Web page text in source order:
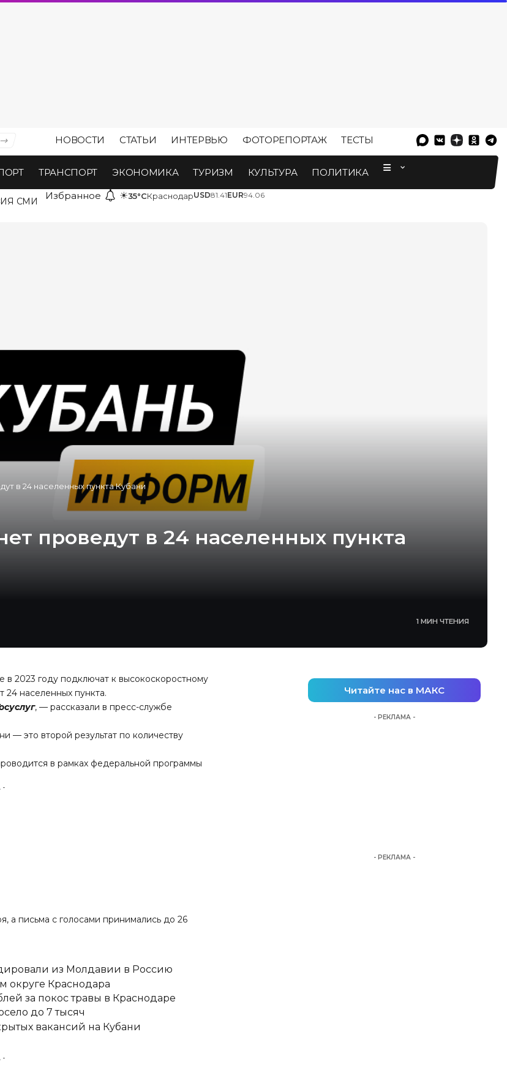
НОВОСТИ СТАТЬИ ИНТЕРВЬЮ ФОТОРЕПОРТАЖ ТЕСТЫ
ТРАНСПОРТ ЭКОНОМИКА ТУРИЗМ КУЛЬТУРА ПОЛИТИКА
СМИ Избранное ☀35°CКраснодарUSD81.41EUR94.06
в 24 населенных пункта Кубани
проведут в 24 населенных пункта
1 МИН ЧТЕНИЯ
2023 году подключат к высокоскоростному
населенных пункта.
, — рассказали в пресс-службе
— это второй результат по количеству
в рамках федеральной программы
-
а письма с голосами принимались до 26
из Молдавии в Россию
округе Краснодара
за покос травы в Краснодаре
до 7 тысяч
вакансий на Кубани
-
Читайте нас в МАКС
- РЕКЛАМА -
- РЕКЛАМА -